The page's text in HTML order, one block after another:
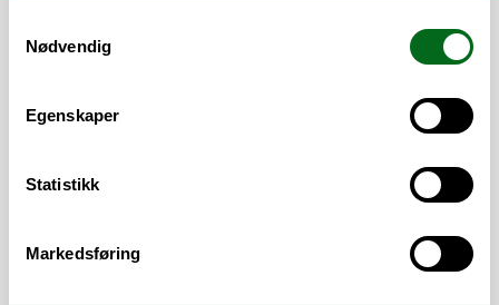
Nødvendig
Egenskaper
Statistikk
Markedsføring
Administrere og låne ut besøkskort .
Håndtere innleveringer/utleveringer
etter avtale ( arbeidskravsbøker etc.).
Oversetter fra norsk til engelsk
Utdannet Cand. Philol fra UiT Norges